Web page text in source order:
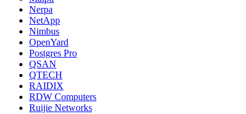
Nerpa
NetApp
Nimbus
OpenYard
Postgres Pro
QSAN
QTECH
RAIDIX
RDW Computers
Ruijie Networks